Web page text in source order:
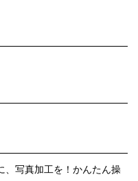
、写真加工を！かんたん操